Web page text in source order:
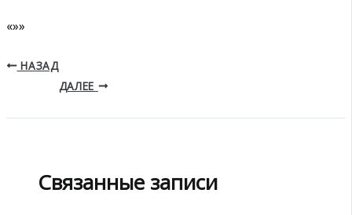
«»»
НАЗАД
ДАЛЕЕ
Связанные записи